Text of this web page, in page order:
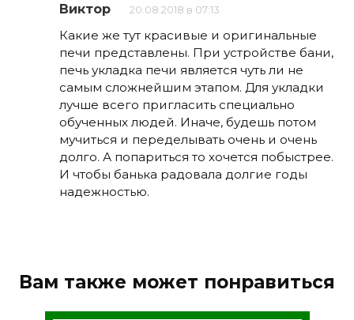
Виктор 20.08.2018 в 07:13
Какие же тут красивые и оригинальные
печи представлены. При устройстве бани,
печь укладка печи является чуть ли не
самым сложнейшим этапом. Для укладки
лучше всего пригласить специально
обученных людей. Иначе, будешь потом
мучиться и переделывать очень и очень
долго. А попариться то хочется побыстрее.
И чтобы банька радовала долгие годы
надежностью.
Вам также может понравиться